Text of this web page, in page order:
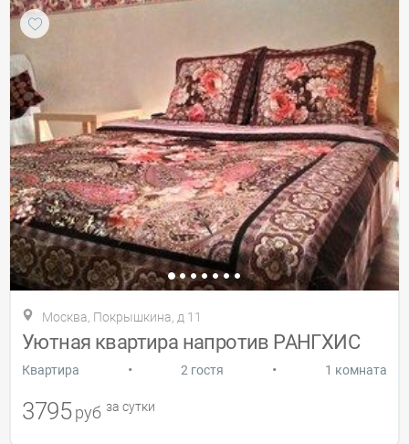
Москва, Покрышкина, д 11
Уютная квартира напротив РАНГХИС
Квартира • 2 гостя • 1 комната
3795 руб за сутки